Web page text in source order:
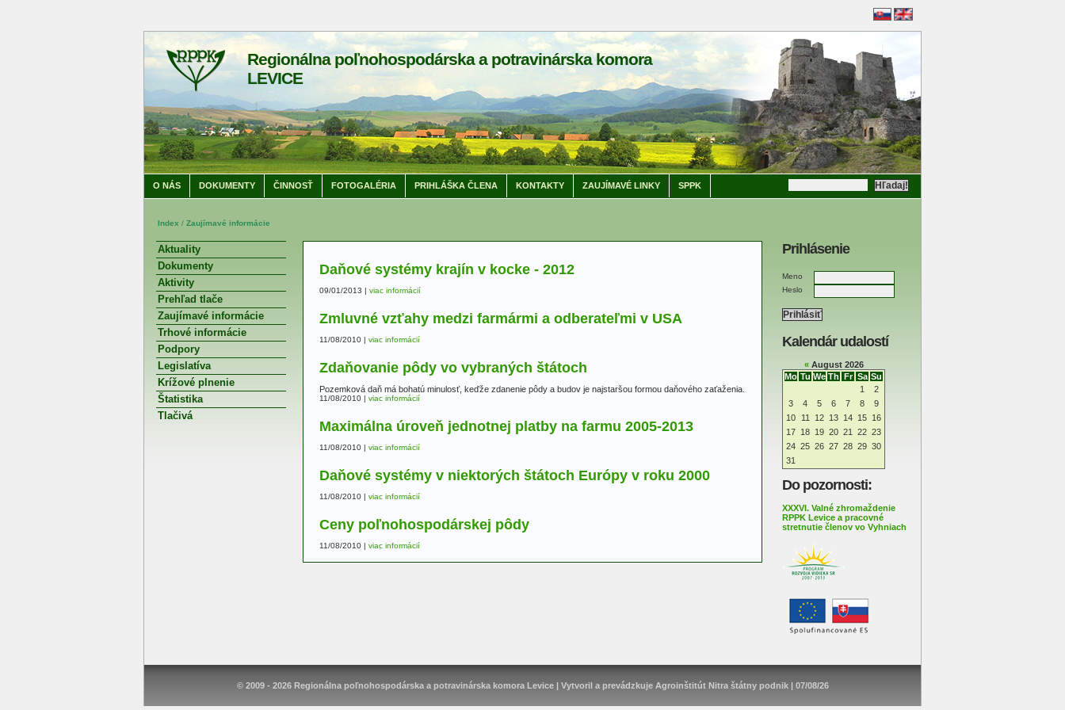
Regionálna poľnohospodárska a potravinárska komora
LEVICE
O NÁS DOKUMENTY ČINNOSŤ FOTOGALÉRIA PRIHLÁŠKA ČLENA KONTAKTY ZAUJÍMAVÉ LINKY SPPK
Index / Zaujímavé informácie
Aktuality
Dokumenty
Aktivity
Prehľad tlače
Zaujímavé informácie
Trhové informácie
Podpory
Legislatíva
Krížové plnenie
Štatistika
Tlačivá
Prihlásenie
Meno
Heslo
Kalendár udalostí
«August 2026
Mo Tu We Th Fr Sa Su
1
2
3
4 5 6 7 8
9
10
11 12 13 14 15 16
17 18 19 20 21 22 23
24 25 26 27 28 29 30
31
Do pozornosti:
XXXVI. Valné zhromaždenie
RPPK Levice a pracovné
stretnutie členov vo Vyhniach
Daňové systémy krajín v kocke - 2012
09/01/2013 | viac informácií
Zmluvné vzťahy medzi farmármi a odberateľmi v USA
11/08/2010 | viac informácií
Zdaňovanie pôdy vo vybraných štátoch
Pozemková daň má bohatú minulosť, keďže zdanenie pôdy a budov je najstaršou formou daňového zaťaženia.
11/08/2010 | viac informácií
Maximálna úroveň jednotnej platby na farmu 2005-2013
11/08/2010 | viac informácií
Daňové systémy v niektorých štátoch Európy v roku 2000
11/08/2010 | viac informácií
Ceny poľnohospodárskej pôdy
11/08/2010 | viac informácií
© 2009 - 2026 Regionálna poľnohospodárska a potravinárska komora Levice | Vytvoril a prevádzkuje Agroinštitút Nitra štátny podnik| 07/08/26